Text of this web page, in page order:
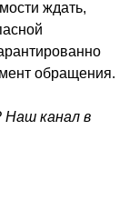
ждать,
обращения.
канал в